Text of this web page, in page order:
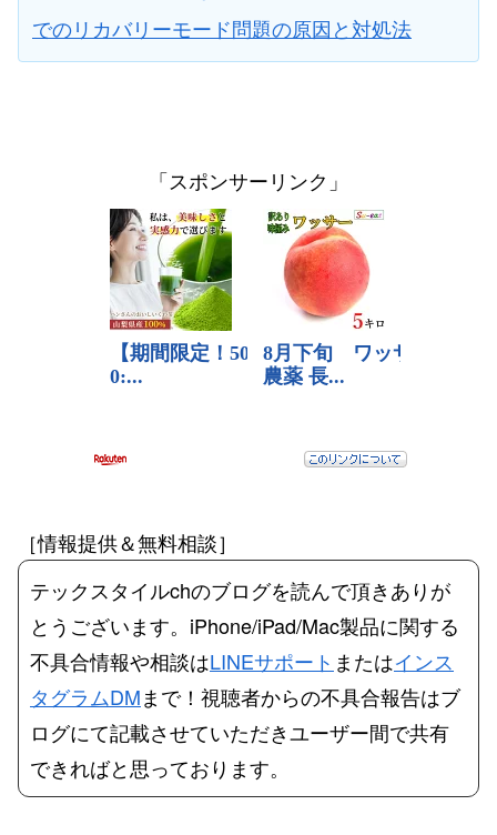
でのリカバリーモード問題の原因と対処法
「スポンサーリンク」
［情報提供＆無料相談］
テックスタイルchのブログを読んで頂きありが
とうございます。iPhone/iPad/Mac製品に関する
不具合情報や相談はLINEサポート またはインス
タグラムDMまで！視聴者からの不具合報告はブ
ログにて記載させていただきユーザー間で共有
できればと思っております。